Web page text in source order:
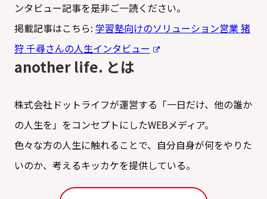
ンタビュー記事を是非ご一読ください。
掲載記事はこちら: 学習塾向けのソリューション営業 猪
狩 千尋さんの人生インタビュー
another life. とは
株式会社ドットライフが運営する「一日だけ、他の誰か
の人生を」をコンセプトにしたWEBメディア。
色々な方の人生に触れることで、自分自身が何をやりた
いのか、考えるキッカケを提供している。